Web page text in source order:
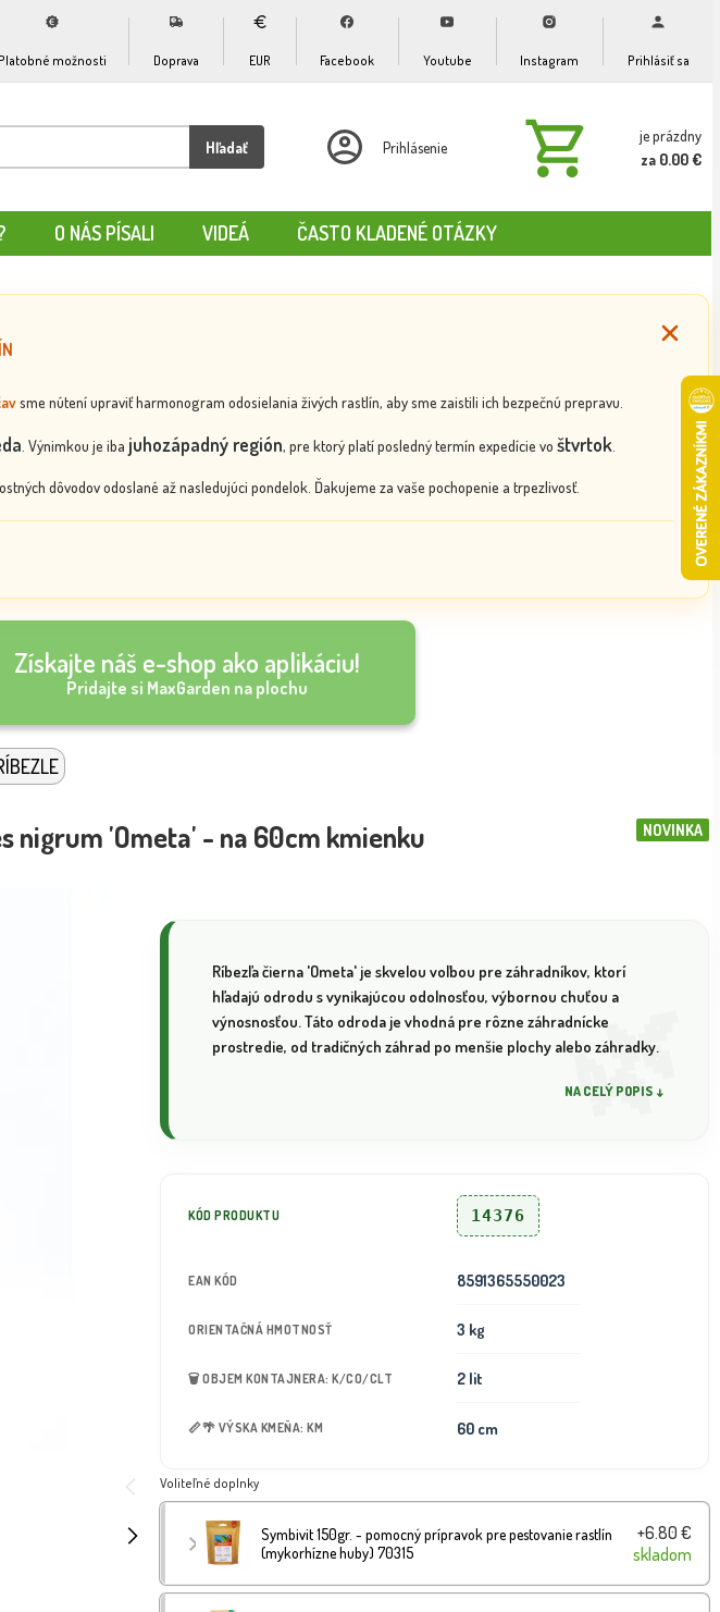
Platobné možnosti Doprava EUR Facebook Youtube Instagram Prihlásiť sa
Hľadať Prihlásenie
je prázdny
za 0.00 €
O NÁS PÍSALI VIDEÁ ČASTO KLADENÉ OTÁZKY
sme nútení upraviť harmonogram odosielania živých rastlín, aby sme zaistili ich bezpečnú prepravu.
. Výnimkou je iba juhozápadný región, pre ktorý platí posledný termín expedície vo štvrtok.
dôvodov odoslané až nasledujúci pondelok. Ďakujeme za vaše pochopenie a trpezlivosť.
Získajte náš e-shop ako aplikáciu!
Pridajte si MaxGarden na plochu
NOVINKA
nigrum 'Ometa' - na 60cm kmienku
Ríbezľa čierna 'Ometa' je skvelou voľbou pre záhradníkov, ktorí
hľadajú odrodu s vynikajúcou odolnosťou, výbornou chuťou a
výnosnosťou. Táto odroda je vhodná pre rôzne záhradnícke
prostredie, od tradičných záhrad po menšie plochy alebo záhradky.
NA CELÝ POPIS ↓
KÓD PRODUKTU 14376
EAN KÓD 8591365550023
ORIENTAČNÁ HMOTNOSŤ 3 kg
🗑️ OBJEM KONTAJNERA: K/CO/CLT 2 lit
📏🌴 VÝSKA KMEŇA: KM 60 cm
Voliteľné doplnky
Symbivit 150gr. - pomocný prípravok pre pestovanie rastlín
(mykorhízne huby) 70315
+6.80 €
skladom